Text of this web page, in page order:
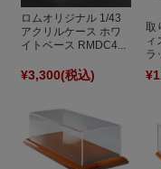
ロムオリジナル 1/43
アクリルケース ホワ
イトベース RMDC4...
¥3,300(税込)
取
ィ
ラ